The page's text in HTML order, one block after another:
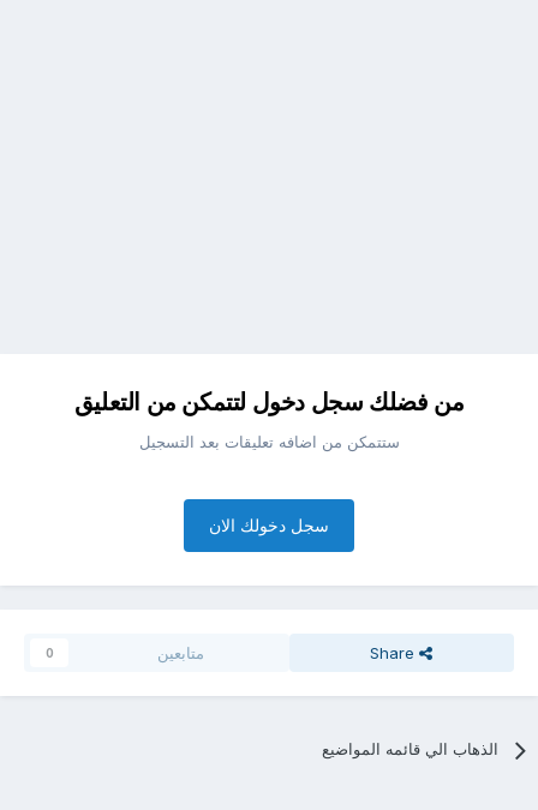
من فضلك سجل دخول لتتمكن من التعليق
ستتمكن من اضافه تعليقات بعد التسجيل
سجل دخولك الان
Share متابعين 0
الذهاب الي قائمه المواضيع